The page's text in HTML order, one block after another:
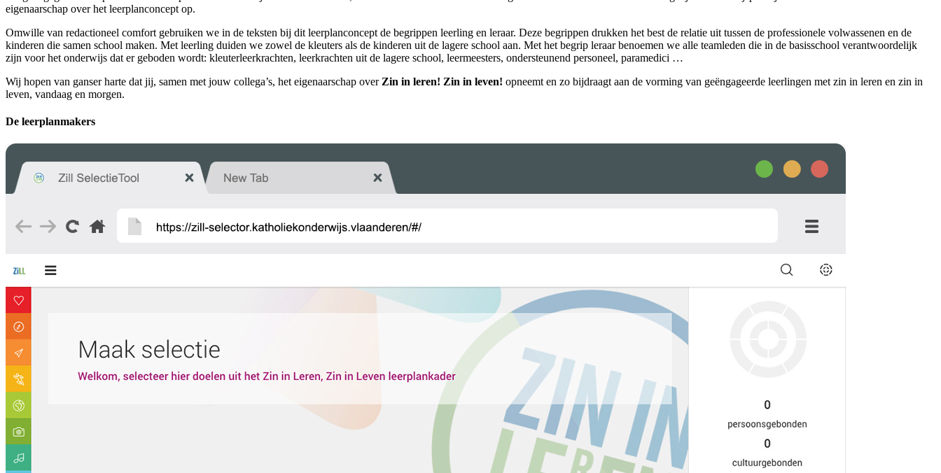
eigenaarschap over het leerplanconcept op.
Omwille van redactioneel comfort gebruiken we in de teksten bij dit leerplanconcept de begrippen leerling en leraar. Deze begrippen drukken het best de relatie uit tussen de professionele volwassenen en de
kinderen die samen school maken. Met leerling duiden we zowel de kleuters als de kinderen uit de lagere school aan. Met het begrip leraar benoemen we alle teamleden die in de basisschool verantwoordelijk
zijn voor het onderwijs dat er geboden wordt: kleuterleerkrachten, leerkrachten uit de lagere school, leermeesters, ondersteunend personeel, paramedici …
Wij hopen van ganser harte dat jij, samen met jouw collega’s, het eigenaarschap over Zin in leren! Zin in leven! opneemt en zo bijdraagt aan de vorming van geëngageerde leerlingen met zin in leren en zin in
leven, vandaag en morgen.
De leerplanmakers